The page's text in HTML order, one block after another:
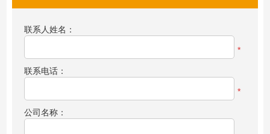
联系人姓名：
*
联系电话：
*
公司名称：